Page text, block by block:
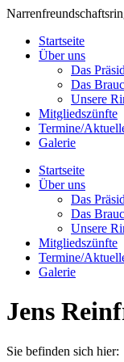
Zum
springenStartseite
Über uns
Das
Das
Unsere
Mitgliedszünfte
Termine/
Galerie
Startseite
Über uns
Das
Das
Unsere
Mitgliedszünfte
Termine/
Galerie
Jens
Sie befinden sich hier: